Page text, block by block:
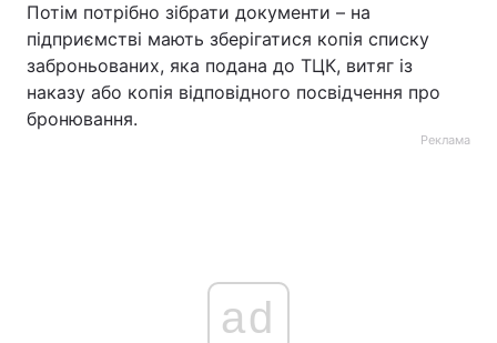
Потім потрібно зібрати документи – на
підприємстві мають зберігатися копія списку
заброньованих, яка подана до ТЦК, витяг із
наказу або копія відповідного посвідчення про
бронювання.
Реклама
ad